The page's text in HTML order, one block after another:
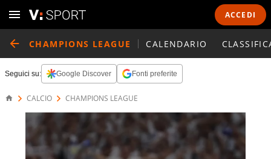
ACCEDI
CHAMPIONS LEAGUE CALENDARIO
Seguici su: Google Discover Fonti preferite
CALCIO CHAMPIONS LEAGUE